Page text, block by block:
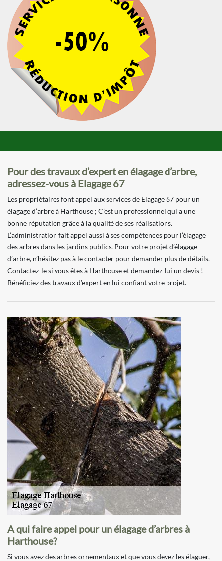
Pour des travaux d’expert en élagage d’arbre,
adressez-vous à Elagage 67
Les propriétaires font appel aux services de Elagage 67 pour un
élagage d’arbre à Harthouse ; C’est un professionnel qui a une
bonne réputation grâce à la qualité de ses réalisations.
L’administration fait appel aussi à ses compétences pour l’élagage
des arbres dans les jardins publics. Pour votre projet d’élagage
d’arbre, n’hésitez pas à le contacter pour demander plus de détails.
Contactez-le si vous êtes à Harthouse et demandez-lui un devis !
Bénéficiez des travaux d’expert en lui confiant votre projet.
A qui faire appel pour un élagage d’arbres à
Harthouse?
Si vous avez des arbres ornementaux et que vous devez les élaguer,